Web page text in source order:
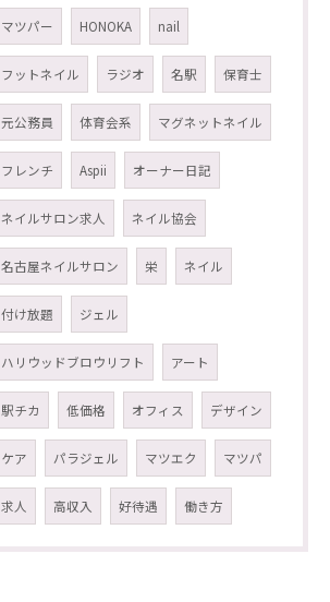
マツパー HONOKA nail
フットネイル ラジオ 名駅 保育士
元公務員 体育会系 マグネットネイル
フレンチ Aspii オーナー日記
ネイルサロン求人 ネイル協会
名古屋ネイルサロン 栄 ネイル
付け放題 ジェル
ハリウッドブロウリフト アート
駅チカ 低価格 オフィス デザイン
ケア パラジェル マツエク マツパ
求人 高収入 好待遇 働き方